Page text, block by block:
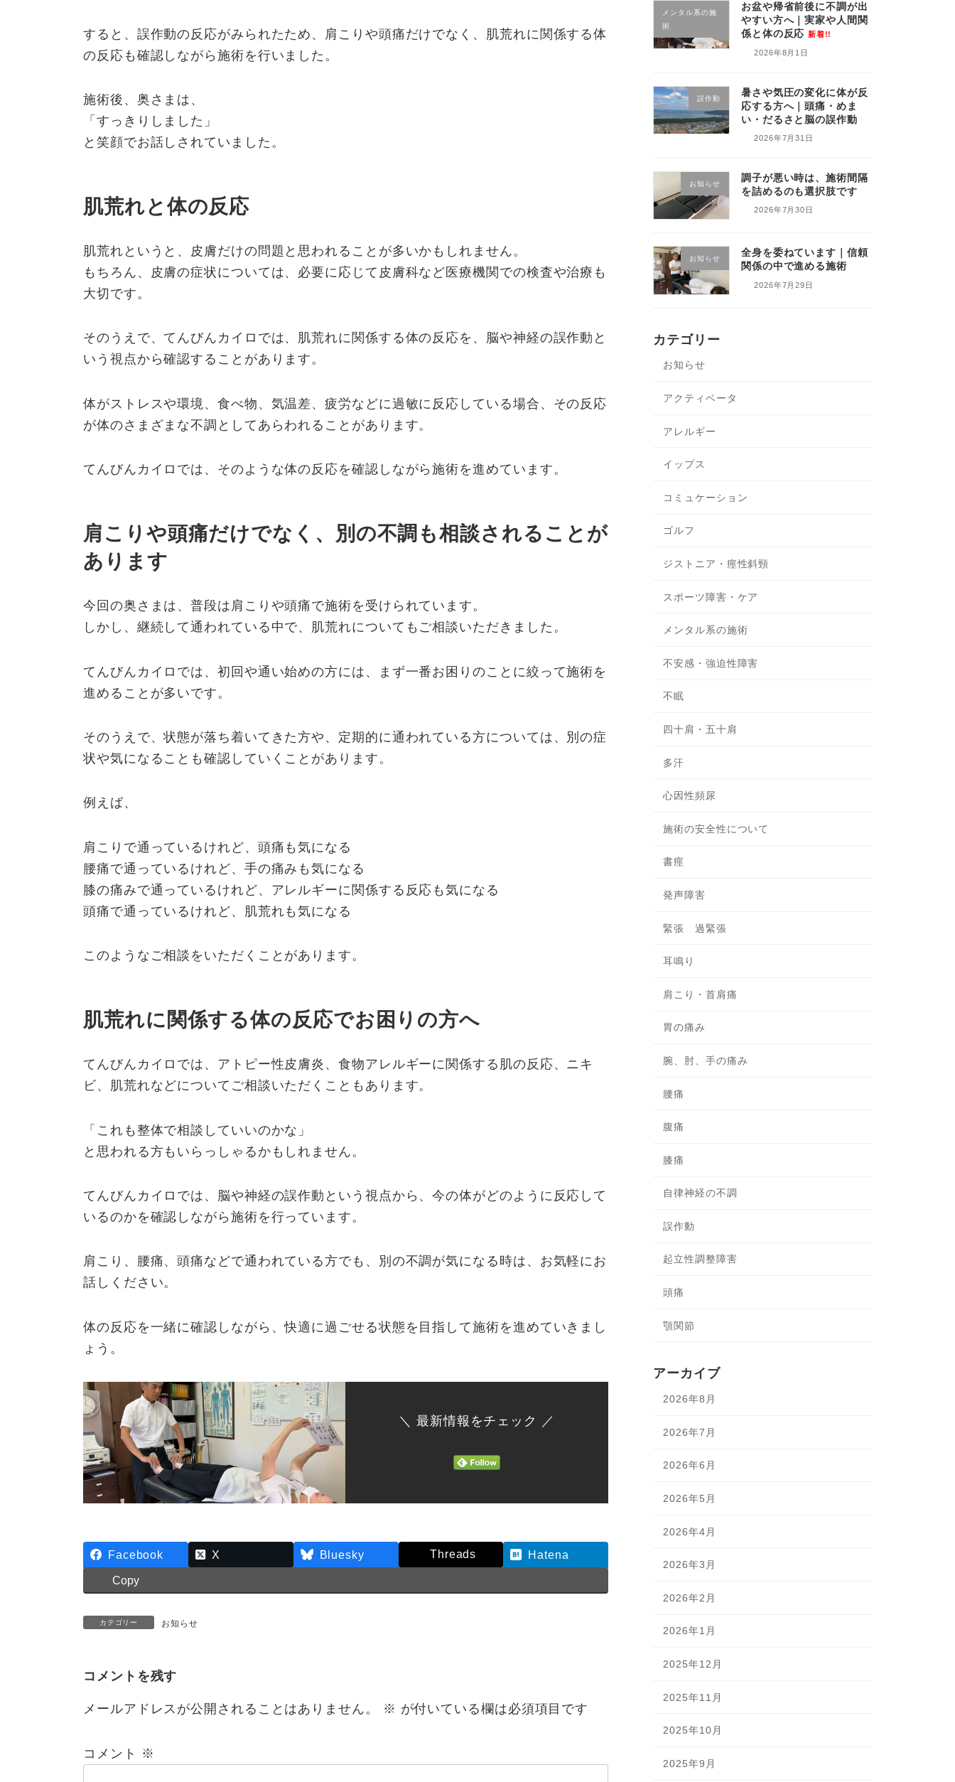
すると、誤作動の反応がみられたため、肩こりや頭痛だけでなく、肌荒れに関係する体
の反応も確認しながら施術を行いました。
施術後、奥さまは、
「すっきりしました」
と笑顔でお話しされていました。
肌荒れと体の反応
肌荒れというと、皮膚だけの問題と思われることが多いかもしれません。
もちろん、皮膚の症状については、必要に応じて皮膚科など医療機関での検査や治療も
大切です。
そのうえで、てんびんカイロでは、肌荒れに関係する体の反応を、脳や神経の誤作動と
いう視点から確認することがあります。
体がストレスや環境、食べ物、気温差、疲労などに過敏に反応している場合、その反応
が体のさまざまな不調としてあらわれることがあります。
てんびんカイロでは、そのような体の反応を確認しながら施術を進めています。
肩こりや頭痛だけでなく、別の不調も相談されることが
あります
今回の奥さまは、普段は肩こりや頭痛で施術を受けられています。
しかし、継続して通われている中で、肌荒れについてもご相談いただきました。
てんびんカイロでは、初回や通い始めの方には、まず一番お困りのことに絞って施術を
進めることが多いです。
そのうえで、状態が落ち着いてきた方や、定期的に通われている方については、別の症
状や気になることも確認していくことがあります。
例えば、
肩こりで通っているけれど、頭痛も気になる
腰痛で通っているけれど、手の痛みも気になる
膝の痛みで通っているけれど、アレルギーに関係する反応も気になる
頭痛で通っているけれど、肌荒れも気になる
このようなご相談をいただくことがあります。
肌荒れに関係する体の反応でお困りの方へ
てんびんカイロでは、アトピー性皮膚炎、食物アレルギーに関係する肌の反応、ニキ
ビ、肌荒れなどについてご相談いただくこともあります。
「これも整体で相談していいのかな」
と思われる方もいらっしゃるかもしれません。
てんびんカイロでは、脳や神経の誤作動という視点から、今の体がどのように反応して
いるのかを確認しながら施術を行っています。
肩こり、腰痛、頭痛などで通われている方でも、別の不調が気になる時は、お気軽にお
話しください。
体の反応を一緒に確認しながら、快適に過ごせる状態を目指して施術を進めていきまし
ょう。
＼ 最新情報をチェック ／
Facebook X Bluesky Threads
Hatena
Copy
カテゴリー お知らせ
コメントを残す
メールアドレスが公開されることはありません。 ※ が付いている欄は必須項目です
コメント ※
メンタル系の施
術
お盆や帰省前後に不調が出
やすい方へ｜実家や人間関
係と体の反応 新着!!
2026年8月1日
誤作動
暑さや気圧の変化に体が反
応する方へ｜頭痛・めま
い・だるさと脳の誤作動
2026年7月31日
お知らせ
調子が悪い時は、施術間隔
を詰めるのも選択肢です
2026年7月30日
お知らせ
全身を委ねています｜信頼
関係の中で進める施術
2026年7月29日
カテゴリー
お知らせ
アクティベータ
アレルギー
イップス
コミュケーション
ゴルフ
ジストニア・痙性斜頸
スポーツ障害・ケア
メンタル系の施術
不安感・強迫性障害
不眠
四十肩・五十肩
多汗
心因性頻尿
施術の安全性について
書痙
発声障害
緊張 過緊張
耳鳴り
肩こり・首肩痛
胃の痛み
腕、肘、手の痛み
腰痛
腹痛
膝痛
自律神経の不調
誤作動
起立性調整障害
頭痛
顎関節
アーカイブ
2026年8月
2026年7月
2026年6月
2026年5月
2026年4月
2026年3月
2026年2月
2026年1月
2025年12月
2025年11月
2025年10月
2025年9月